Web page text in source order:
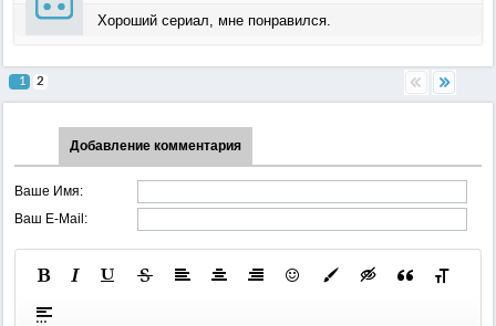
Хороший сериал, мне понравился.
1 2
Добавление комментария
Ваше Имя:
Ваш E-Mail: